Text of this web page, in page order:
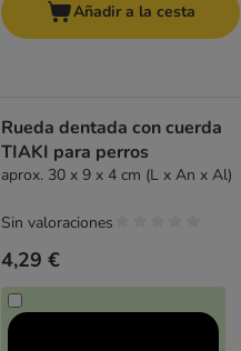
Añadir a la cesta
Rueda dentada con cuerda
TIAKI para perros
aprox. 30 x 9 x 4 cm (L x An x Al)
4,29 €
Sin valoraciones